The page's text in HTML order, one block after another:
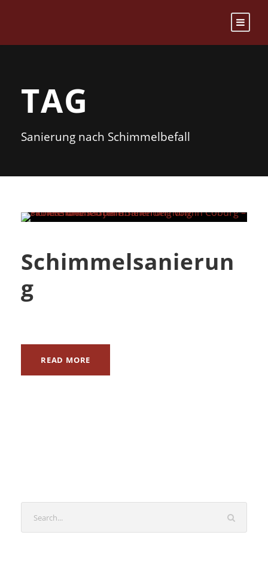
TAG
Sanierung nach Schimmelbefall
Schimmelsanierun
g
READ MORE